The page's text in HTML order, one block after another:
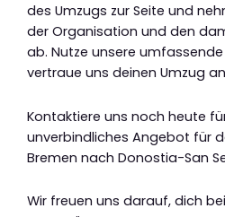
des Umzugs zur Seite und
der Organisation und den
ab. Nutze unsere
vertraue uns deinen Umzug
Kontaktiere uns noch heute
unverbindliches Angebot für
Bremen nach Donostia-San
Wir freuen uns darauf, dich